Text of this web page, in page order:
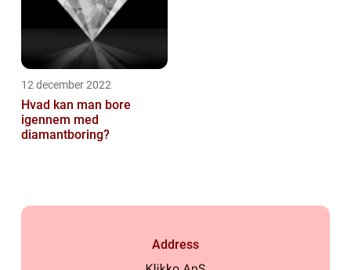
12 december 2022
Hvad kan man bore
igennem med
diamantboring?
Address